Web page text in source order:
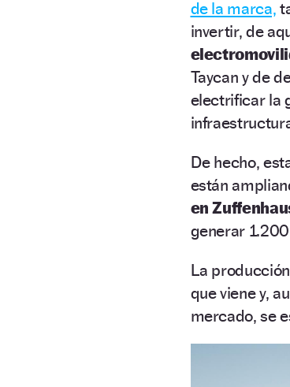
de la marca,
invertir, de
Taycan y de
electrificar la
De hecho,
están
en
generar
La
que viene y,
mercado, se